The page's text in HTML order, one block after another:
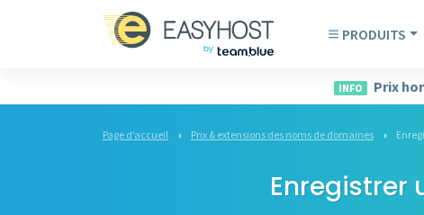
PRODUITS
INFO Prix
Page d’accueil Prix & extensions des noms de domaines
Enregistrer